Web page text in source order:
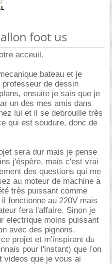
foot us
acceuil.
bateau et je
de dessin
ensuite je sais que je
un des mes amis dans
lui et il se debrouille très
qui est soudure, donc de
sera dur mais je pense
j'éspère, mais c'est vrai
des questions qui me
au moteur de machine a
très puissant comme
fonctionne au 220V mais
fera l'affaire. Sinon je
electrique moins puissant
avec des pignons.
projet et m'inspirant du
pour l'instant) que l'on
videos que je vous ai